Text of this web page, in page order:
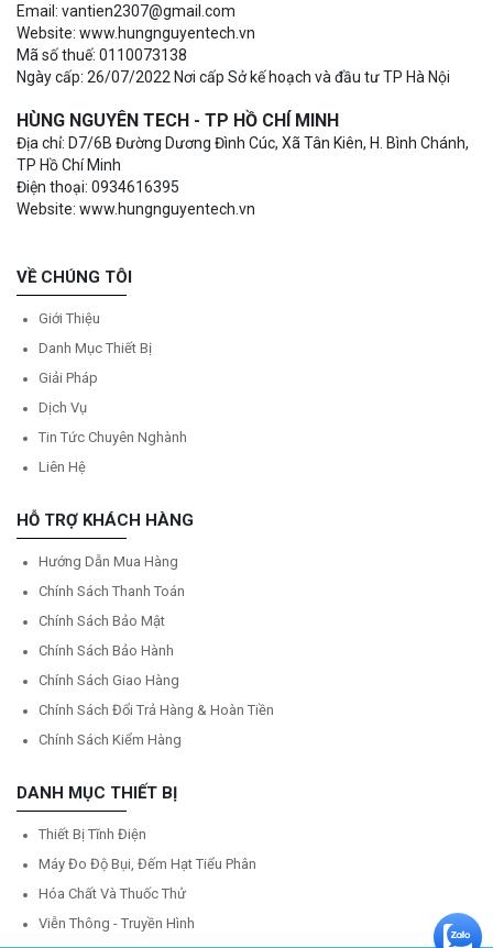
Email: vantien2307@gmail.com
Website: www.hungnguyentech.vn
Mã số thuế: 0110073138
Ngày cấp: 26/07/2022 Nơi cấp Sở kế hoạch và đầu tư TP Hà Nội
HÙNG NGUYÊN TECH - TP HỒ CHÍ MINH
Địa chỉ: D7/6B Đường Dương Đình Cúc, Xã Tân Kiên, H. Bình Chánh,
TP Hồ Chí Minh
Điện thoại: 0934616395
Website: www.hungnguyentech.vn
VỀ CHÚNG TÔI
Giới Thiệu
Danh Mục Thiết Bị
Giải Pháp
Dịch Vụ
Tin Tức Chuyên Nghành
Liên Hệ
HỖ TRỢ KHÁCH HÀNG
Hướng Dẫn Mua Hàng
Chính Sách Thanh Toán
Chính Sách Bảo Mật
Chính Sách Bảo Hành
Chính Sách Giao Hàng
Chính Sách Đổi Trả Hàng & Hoàn Tiền
Chính Sách Kiểm Hàng
DANH MỤC THIẾT BỊ
Thiết Bị Tĩnh Điện
Máy Đo Độ Bụi, Đếm Hạt Tiểu Phân
Hóa Chất Và Thuốc Thử
Viễn Thông - Truyền Hình